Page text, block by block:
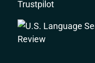
Trustpilot